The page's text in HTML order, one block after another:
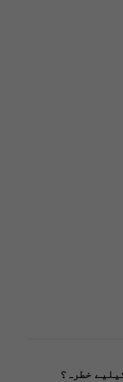
خطرہ؟